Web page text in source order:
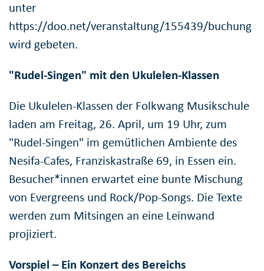
unter
https://doo.net/veranstaltung/155439/buchung
wird gebeten.
"Rudel-Singen" mit den Ukulelen-Klassen
Die Ukulelen-Klassen der Folkwang Musikschule
laden am Freitag, 26. April, um 19 Uhr, zum
"Rudel-Singen" im gemütlichen Ambiente des
Nesifa-Cafes, Franziskastraße 69, in Essen ein.
Besucher*innen erwartet eine bunte Mischung
von Evergreens und Rock/Pop-Songs. Die Texte
werden zum Mitsingen an eine Leinwand
projiziert.
Vorspiel – Ein Konzert des Bereichs